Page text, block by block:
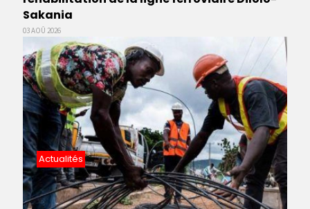
Sakania
03 AOÛ 2026
Actualités